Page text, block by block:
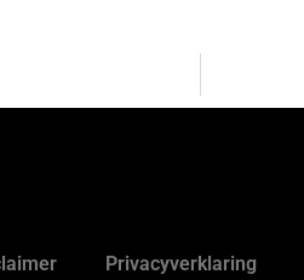
Privacyverklaring